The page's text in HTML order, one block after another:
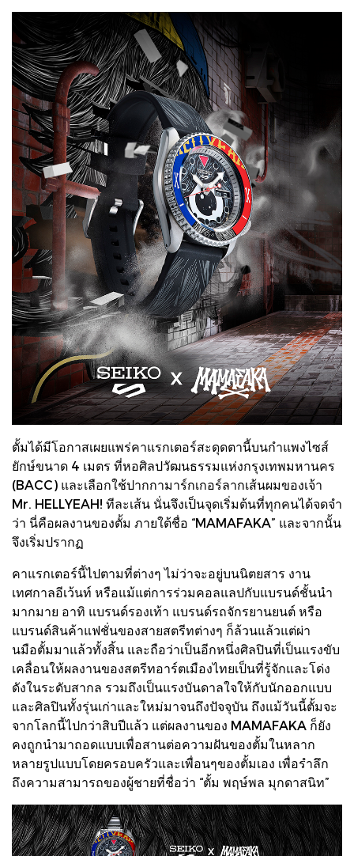
ตั้มได้มีโอกาสเผยแพร่คาแรกเตอร์สะดุดตานี้บนกำแพงไซส์
ยักษ์ขนาด 4 เมตร ที่หอศิลปวัฒนธรรมแห่งกรุงเทพมหานคร
(BACC) และเลือกใช้ปากกามาร์กเกอร์ลากเส้นผมของเจ้า
Mr. HELLYEAH! ทีละเส้น นั่นจึงเป็นจุดเริ่มต้นที่ทุกคนได้จดจำ
ว่า นี่คือผลงานของตั้ม ภายใต้ชื่อ “MAMAFAKA” และจากนั้น
จึงเริ่มปรากฏ
คาแรกเตอร์นี้ไปตามที่ต่างๆ ไม่ว่าจะอยู่บนนิตยสาร งาน
เทศกาลอีเว้นท์ หรือแม้แต่การร่วมคอลแลปกับแบรนด์ชั้นนำ
มากมาย อาทิ แบรนด์รองเท้า แบรนด์รถจักรยานยนต์ หรือ
แบรนด์สินค้าแฟชั่นของสายสตรีทต่างๆ ก็ล้วนแล้วแต่ผ่า
นมือตั้มมาแล้วทั้งสิ้น และถือว่าเป็นอีกหนึ่งศิลปินที่เป็นแรงขับ
เคลื่อนให้ผลงานของสตรีทอาร์ตเมืองไทยเป็นที่รู้จักและโด่ง
ดังในระดับสากล รวมถึงเป็นแรงบันดาลใจให้กับนักออกแบบ
และศิลปินทั้งรุ่นเก่าและใหม่มาจนถึงปัจจุบัน ถึงแม้วันนี้ตั้มจะ
จากโลกนี้ไปกว่าสิบปีแล้ว แต่ผลงานของ MAMAFAKA ก็ยัง
คงถูกนำมาถอดแบบเพื่อสานต่อความฝันของตั้มในหลาก
หลายรูปแบบโดยครอบครัวและเพื่อนๆของตั้มเอง เพื่อรำลึก
ถึงความสามารถของผู้ชายที่ชื่อว่า “ตั้ม พฤษ์พล มุกดาสนิท”